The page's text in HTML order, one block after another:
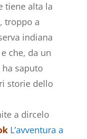
tiene alta la
troppo a
indiana
che, da un
ha saputo
storie dello
a dircelo
L’avventura a